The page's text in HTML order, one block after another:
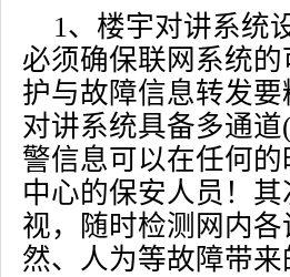
1、楼宇对讲系统
必须确保联网系统
护与故障信息转发
对讲系统具备多通
警信息可以在任何
中心的保安人员！
视，随时检测网内
然、人为等故障带